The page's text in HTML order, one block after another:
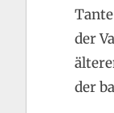
der
der